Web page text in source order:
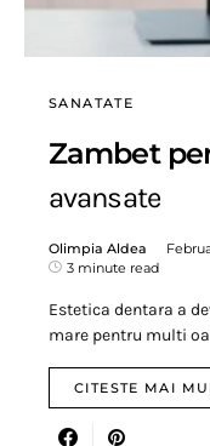
SANATATE
Zambet
avansate
Olimpia Aldea
3 minute read
Estetica dentara a
mare pentru multi
CITESTE MAI